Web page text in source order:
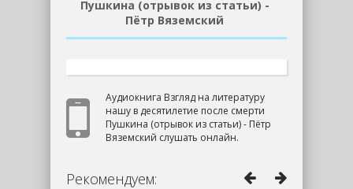
Пушкина (отрывок из статьи) -
Пётр Вяземский
Аудиокнига Взгляд на литературу
нашу в десятилетие после смерти
Пушкина (отрывок из статьи) - Пётр
Вяземский слушать онлайн.
Рекомендуем: